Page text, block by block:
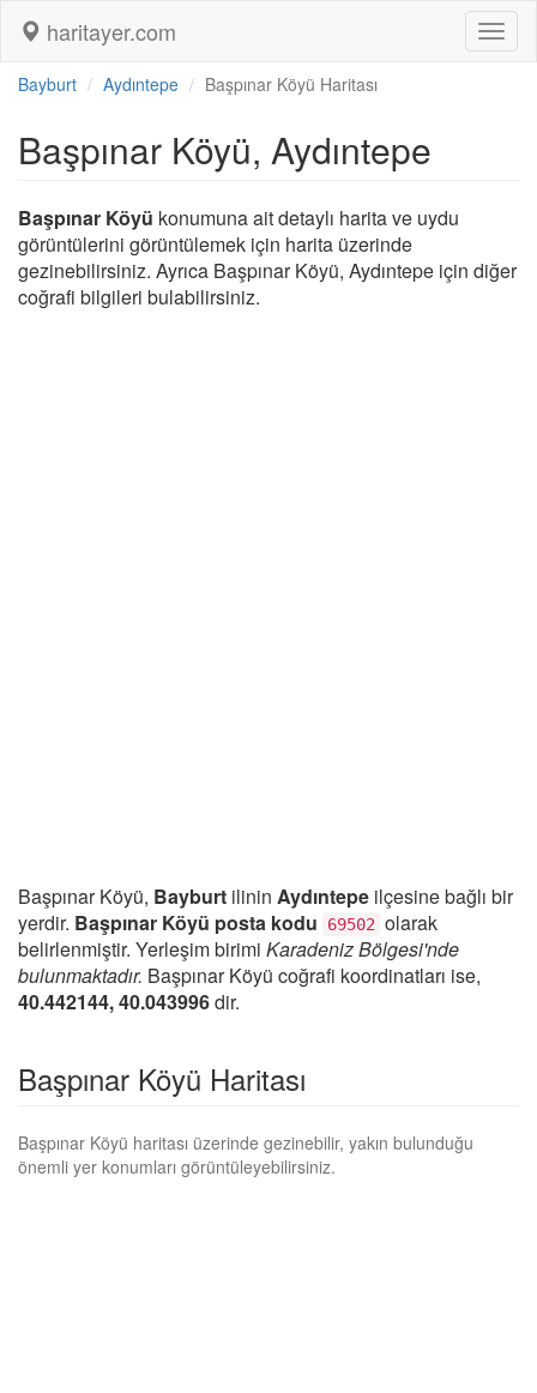
haritayer.com
Bayburt Aydıntepe Başpınar Köyü Haritası
Başpınar Köyü, Aydıntepe
Başpınar Köyü konumuna ait detaylı harita ve uydu
görüntülerini görüntülemek için harita üzerinde
gezinebilirsiniz. Ayrıca Başpınar Köyü, Aydıntepe için diğer
coğrafi bilgileri bulabilirsiniz.
Başpınar Köyü, Bayburt ilinin Aydıntepe ilçesine bağlı bir
yerdir. Başpınar Köyü posta kodu 69502 olarak
belirlenmiştir. Yerleşim birimi Karadeniz Bölgesi'nde
bulunmaktadır. Başpınar Köyü coğrafi koordinatları ise,
40.442144, 40.043996dir.
Başpınar Köyü Haritası
Başpınar Köyü haritası üzerinde gezinebilir, yakın bulunduğu
önemli yer konumları görüntüleyebilirsiniz.